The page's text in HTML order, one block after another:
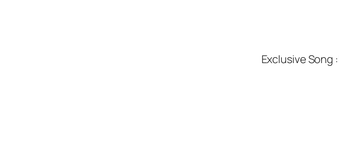
Exclusive Song :